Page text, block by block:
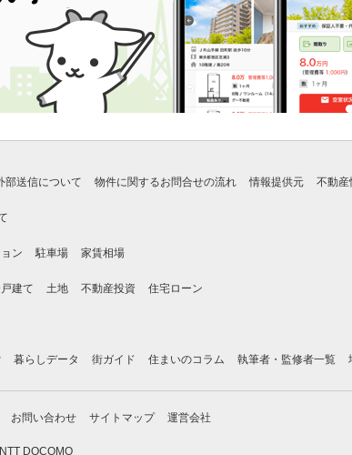
部送信について 物件に関するお問合せの流れ 情報提供元 不動産
ン 駐車場 家賃相場
建て 土地 不動産投資 住宅ローン
暮らしデータ 街ガイド 住まいのコラム 執筆者・監修者一覧
お問い合わせ サイトマップ 運営会社
DOCOMO